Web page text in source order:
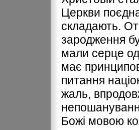
Церкви
складають.
зародження
мали серце
має
питання
жаль,
Божі мовою